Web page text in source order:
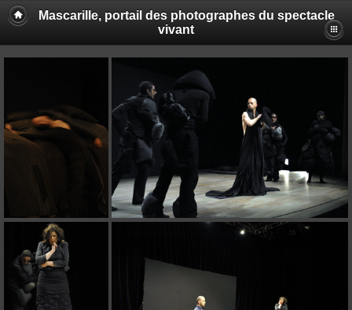
Mascarille, portail des photographes du spectacle
vivant